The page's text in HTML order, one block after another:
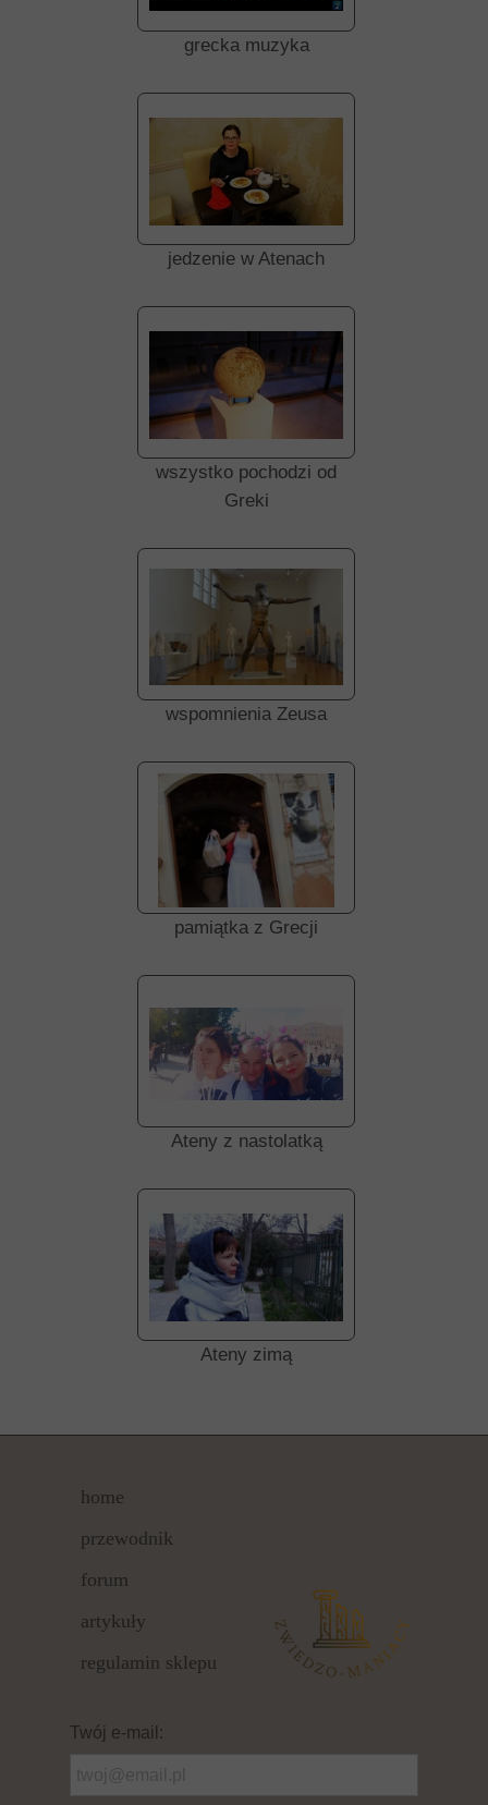
Twój e-mail:
home
przewodnik
forum
artykuły
regulamin sklepu
grecka muzyka
jedzenie w Atenach
wszystko pochodzi od
Greki
wspomnienia Zeusa
pamiątka z Grecji
Ateny z nastolatką
Ateny zimą